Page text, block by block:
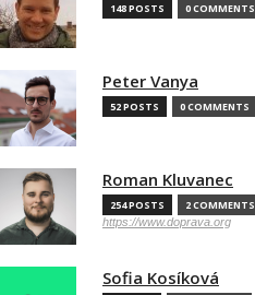
148 POSTS 0 COMMENTS
Peter Vanya
52 POSTS 0 COMMENTS
Roman Kluvanec
254 POSTS 2 COMMENTS
https://www.doprava.org
Sofia Kosíková